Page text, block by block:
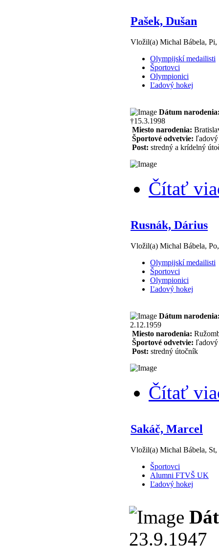
Pašek, Dušan
Vložil(a) Michal Bábela, Pi,
Olympijskí medailisti
Športovci
Olympionici
Ľadový hokej
Dátum
†15.3.1998
Miesto narodenia:
Športové odvetvie: ľadový
Post: stredný a krídelný
Čítať
Rusnák, Dárius
Vložil(a) Michal Bábela,
Olympijskí medailisti
Športovci
Olympionici
Ľadový hokej
Dátum
2.12.1959
Miesto narodenia:
Športové odvetvie: ľadový
Post: stredný útočník
Čítať
Sakáč, Marcel
Vložil(a) Michal Bábela, St,
Športovci
Alumni FTVŠ UK
Ľadový hokej
23.9.1947